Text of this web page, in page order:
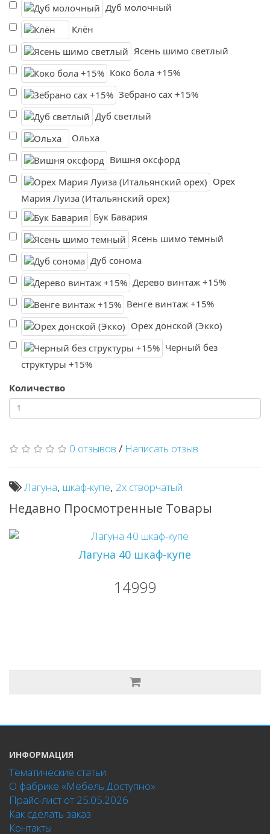
Дуб молочный
Клён
Ясень шимо светлый
Коко бола +15%
Зебрано сах +15%
Дуб светлый
Ольха
Вишня оксфорд
Орех
Мария Луиза (Итальянский орех)
Бук Бавария
Ясень шимо темный
Дуб сонома
Дерево винтаж +15%
Венге винтаж +15%
Орех донской (Экко)
Черный без
структуры +15%
Количество
0 отзывов / Написать отзыв
Лагуна, шкаф-купе, 2х створчатый
Недавно Просмотренные Товары
Лагуна 40 шкаф-купе
14999
ИНФОРМАЦИЯ
Тематические статьи
О фабрике «Мебель Доступно»
Прайс-лист от 25.05.2026
Как сделать заказ
Контакты